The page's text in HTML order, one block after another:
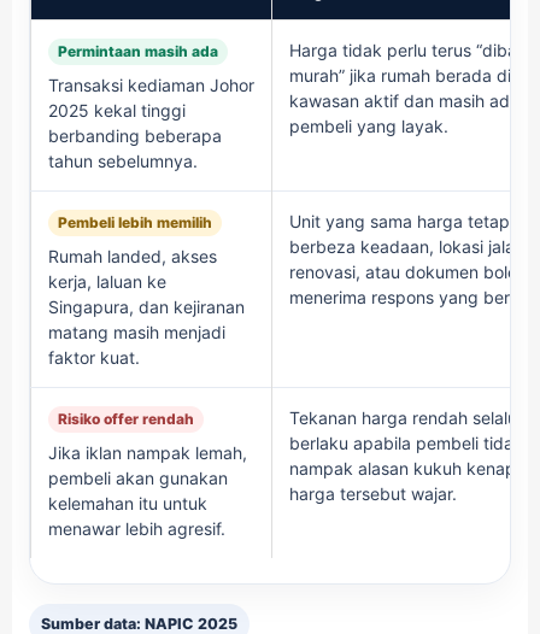
Permintaan masih ada
Transaksi kediaman Johor
2025 kekal tinggi
berbanding beberapa
tahun sebelumnya.
Harga tidak perlu terus
murah” jika rumah berada di
kawasan aktif dan masih ada
pembeli yang layak.
Pembeli lebih memilih
Rumah landed, akses
kerja, laluan ke
Singapura, dan kejiranan
matang masih menjadi
faktor kuat.
Unit yang sama harga tetapi
berbeza keadaan, lokasi jalan,
renovasi, atau dokumen boleh
menerima respons yang
Risiko offer rendah
Jika iklan nampak lemah,
pembeli akan gunakan
kelemahan itu untuk
menawar lebih agresif.
Tekanan harga rendah
berlaku apabila pembeli tidak
nampak alasan kukuh kenapa
harga tersebut wajar.
Sumber data: NAPIC 2025